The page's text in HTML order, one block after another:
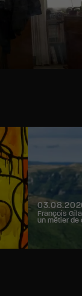
François
un métier de